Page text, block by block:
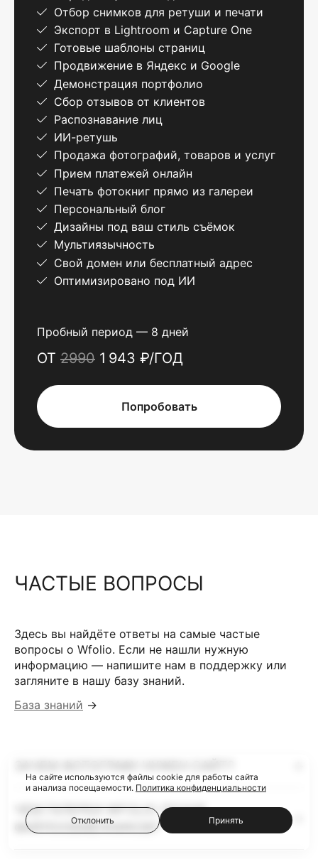
Отбор снимков для ретуши и печати
Экспорт в Lightroom и Capture One
Готовые шаблоны страниц
Продвижение в Яндекс и Google
Демонстрация портфолио
Сбор отзывов от клиентов
Распознавание лиц
ИИ-ретушь
Продажа фотографий, товаров и услуг
Прием платежей онлайн
Печать фотокниг прямо из галереи
Персональный блог
Дизайны под ваш стиль съёмок
Мультиязычность
Свой домен или бесплатный адрес
Оптимизировано под ИИ
Пробный период — 8 дней
ОТ 2990 1 943 ₽/ГОД
Попробовать
ЧАСТЫЕ ВОПРОСЫ
Здесь вы найдёте ответы на самые частые
вопросы о Wfolio. Если не нашли нужную
информацию — напишите нам в поддержку или
загляните в нашу базу знаний.
База знаний →
ЧЕМ ГАЛЕРЕИ WFOLIO ЛУЧШЕ
ФАЙЛООБМЕННИКОВ?
На сайте используются файлы cookie для работы сайта
и анализа посещаемости. Политика конфиденциальности
Отклонить Принять